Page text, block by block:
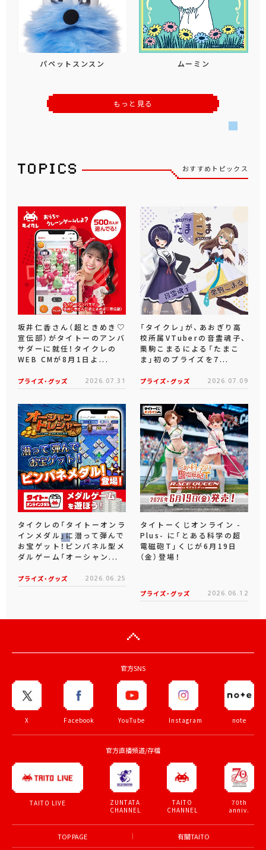
パペットスンスン ムーミン
もっと見る
おすすめトピックス
坂井仁香さん（超ときめき♡
宣伝部）がタイトーのアンバ
サダーに就任！タイクレの
WEB CMが8月1日よ...
プライズ・グッズ 2026.07.31
「タイクレ」が、あおぎり高
校所属VTuberの音霊魂子、
栗駒こまるによる「たまこ
ま」初のプライズを7...
プライズ・グッズ 2026.07.09
タイクレの「タイトーオンラ
インメダル」に潜って弾んで
お宝ゲット！ピンパネル型メ
ダルゲーム「オーシャン...
プライズ・グッズ 2026.06.25
タイトーくじオンライン -
Plus- に「とある科学の超
電磁砲T」くじが6月19日
（金）登場！
プライズ・グッズ 2026.06.12
官方SNS
X Facebook YouTube Instagram note
官方直播頻道/存檔
TAITO LIVE
ZUNTATA
CHANNEL
TAITO
CHANNEL
70th
anniv.
TOP PAGE 有關TAITO